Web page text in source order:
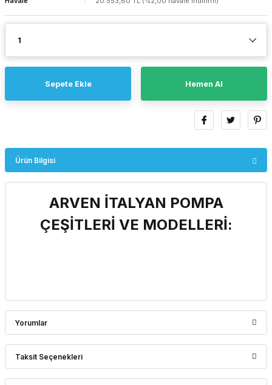
Sepete Ekle Hemen Al
Ürün Bilgisi
ARVEN İTALYAN POMPA
ÇEŞİTLERİ VE MODELLERİ:
Yorumlar
Bu ürüne ilk yorumu siz yapın!
Taksit Seçenekleri